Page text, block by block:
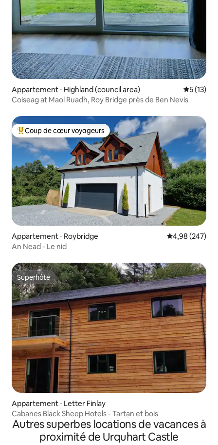
Appartement ⋅ Highland (council area)
5 (13)
Coiseag at Maol Ruadh, Roy Bridge près de Ben Nevis
Coups de cœur voyageurs les plus appréciés
Coup de cœur voyageurs
Appartement ⋅ Roybridge Évaluation
4,98 (247)
An Nead - Le nid
Superhôte
Superhôte
Appartement ⋅ Letter Finlay
Cabanes Black Sheep Hotels - Tartan et bois
Autres superbes locations de vacances à
proximité de Urquhart Castle